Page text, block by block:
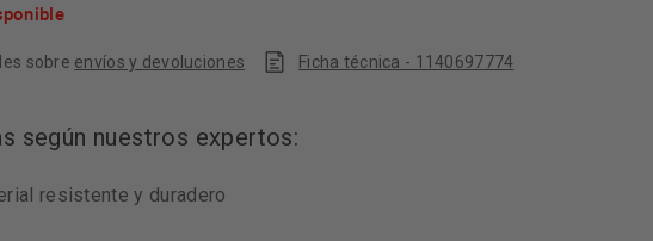
sobre envíos y devoluciones Ficha técnica - 1140697774
según nuestros expertos:
resistente y duradero